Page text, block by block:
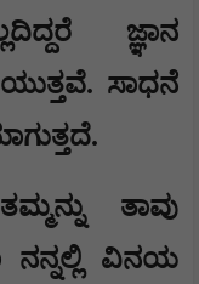
ಜ್ಞಾನ
ಸಾಧನೆ
ತಾವು
ನನ್ನಲ್ಲಿ ವಿನಯ